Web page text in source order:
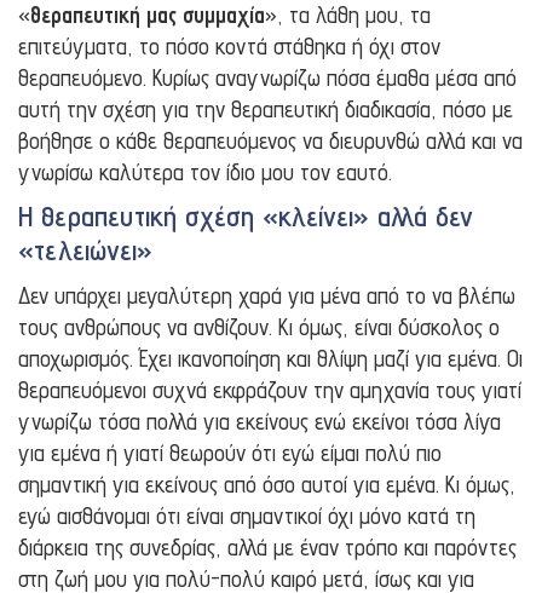
«θεραπευτική μας συμμαχία», τα λάθη μου, τα
επιτεύγματα, το πόσο κοντά στάθηκα ή όχι στον
θεραπευόμενο. Κυρίως αναγνωρίζω πόσα έμαθα μέσα από
αυτή την σχέση για την θεραπευτική διαδικασία, πόσο με
βοήθησε ο κάθε θεραπευόμενος να διευρυνθώ αλλά και να
γνωρίσω καλύτερα τον ίδιο μου τον εαυτό.
Η θεραπευτική σχέση «κλείνει» αλλά δεν
«τελειώνει»
Δεν υπάρχει μεγαλύτερη χαρά για μένα από το να βλέπω
τους ανθρώπους να ανθίζουν. Κι όμως, είναι δύσκολος ο
αποχωρισμός. Έχει ικανοποίηση και θλίψη μαζί για εμένα. Οι
θεραπευόμενοι συχνά εκφράζουν την αμηχανία τους γιατί
γνωρίζω τόσα πολλά για εκείνους ενώ εκείνοι τόσα λίγα
για εμένα ή γιατί θεωρούν ότι εγώ είμαι πολύ πιο
σημαντική για εκείνους από όσο αυτοί για εμένα. Κι όμως,
εγώ αισθάνομαι ότι είναι σημαντικοί όχι μόνο κατά τη
διάρκεια της συνεδρίας, αλλά με έναν τρόπο και παρόντες
στη ζωή μου για πολύ-πολύ καιρό μετά, ίσως και για